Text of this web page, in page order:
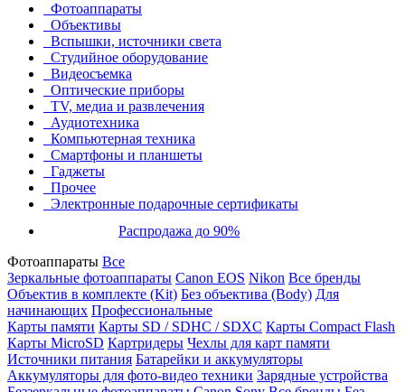
Фотоаппараты
Объективы
Вспышки, источники света
Студийное оборудование
Видеосъемка
Оптические приборы
TV, медиа и развлечения
Аудиотехника
Компьютерная техника
Смартфоны и планшеты
Гаджеты
Прочее
Электронные подарочные сертификаты
Распродажа до 90%
Фотоаппараты Все
Зеркальные фотоаппараты Canon EOS Nikon Все бренды
Объектив в комплекте (Kit) Без объектива (Body) Для
начинающих Профессиональные
Карты памяти Карты SD / SDHC / SDXC Карты Compact Flash
Карты MicroSD Картридеры Чехлы для карт памяти
Источники питания Батарейки и аккумуляторы
Аккумуляторы для фото-видео техники Зарядные устройства